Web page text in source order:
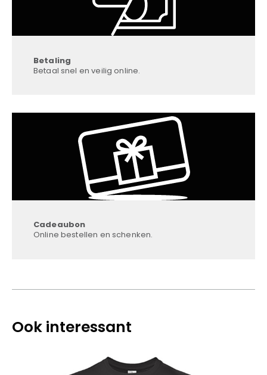
Betaling
Betaal snel en veilig online.
Cadeaubon
Online bestellen en schenken.
Ook interessant